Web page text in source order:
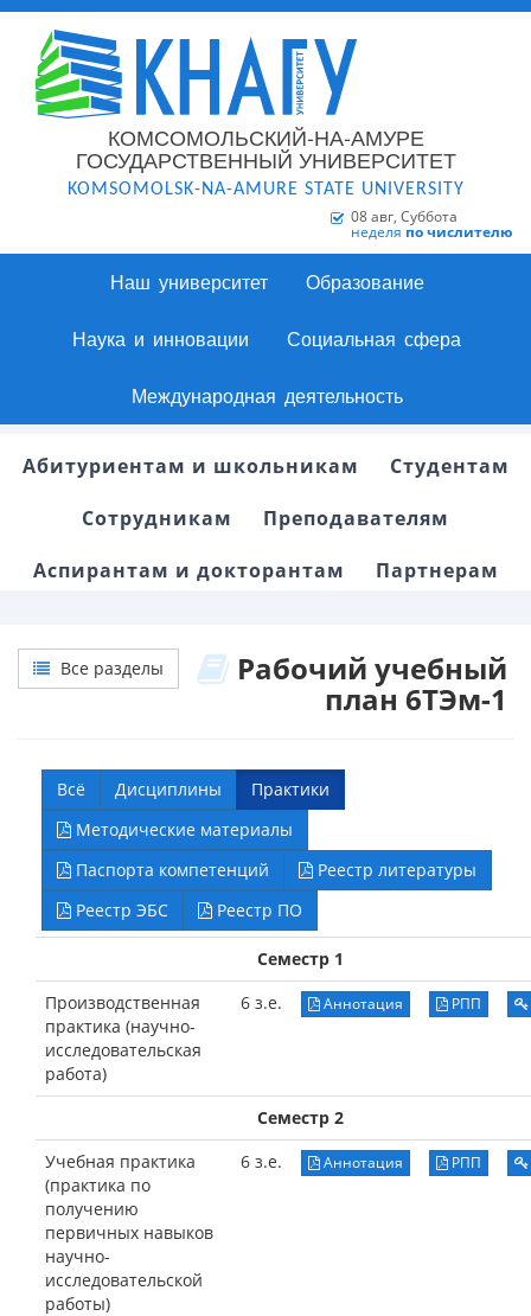
КОМСОМОЛЬСКИЙ-НА-АМУРЕ
ГОСУДАРСТВЕННЫЙ УНИВЕРСИТЕТ
KOMSOMOLSK-NA-AMURE STATE UNIVERSITY
08 авг, Суббота
неделя по числителю
Наш университет Образование
Наука и инновации Социальная сфера
Международная деятельность
Абитуриентам и школьникам
Студентам
Сотрудникам
Преподавателям
Аспирантам и докторантам
Партнерам
Все разделы Рабочий учебный
план 6ТЭм-1
Всё Дисциплины
Практики
Методические материалы
Паспорта компетенций
Реестр литературы
Реестр ЭБС
Реестр ПО
Семестр 1
Производственная
практика (научно-
исследовательская
работа)
6 з.е. Аннотация РПП
Семестр 2
Учебная практика
(практика по
получению
первичных навыков
научно-
исследовательской
работы)
6 з.е. Аннотация РПП